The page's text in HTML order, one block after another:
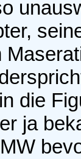
die
ja